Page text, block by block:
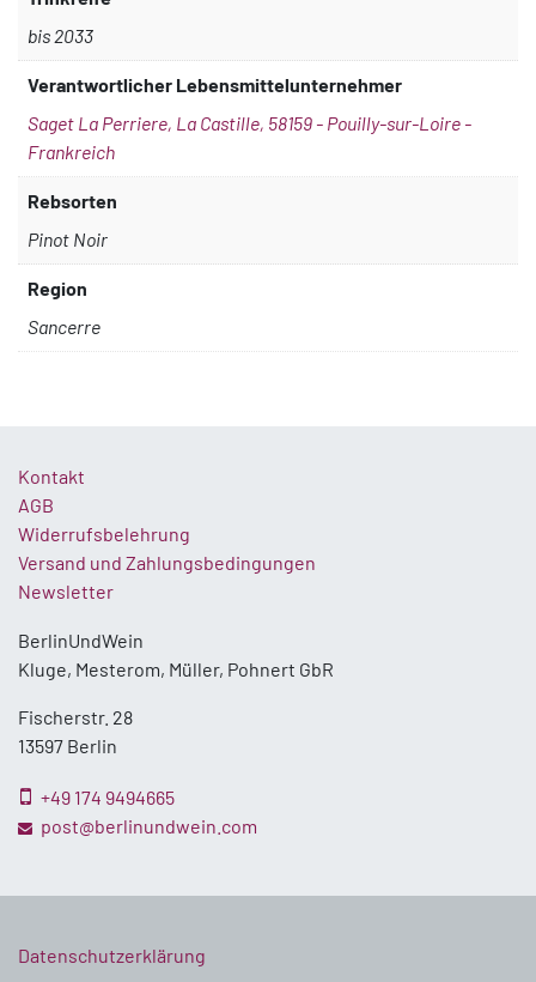
bis 2033
Verantwortlicher Lebensmittelunternehmer
Saget La Perriere, La Castille, 58159 - Pouilly-sur-Loire -
Frankreich
Rebsorten
Pinot Noir
Region
Sancerre
Kontakt
AGB
Widerrufsbelehrung
Versand und Zahlungsbedingungen
Newsletter
BerlinUndWein
Kluge, Mesterom, Müller, Pohnert GbR
Fischerstr. 28
13597 Berlin
+49 174 9494665
post@berlinundwein.com
Datenschutzerklärung